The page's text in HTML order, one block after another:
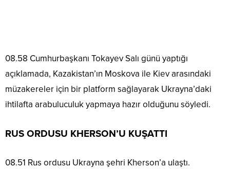
08.58 Cumhurbaşkanı Tokayev Salı günü yaptığı
açıklamada, Kazakistan’ın Moskova ile Kiev arasındaki
müzakereler için bir platform sağlayarak Ukrayna’daki
ihtilafta arabuluculuk yapmaya hazır olduğunu söyledi.
RUS ORDUSU KHERSON’U KUŞATTI
08.51 Rus ordusu Ukrayna şehri Kherson’a ulaştı.